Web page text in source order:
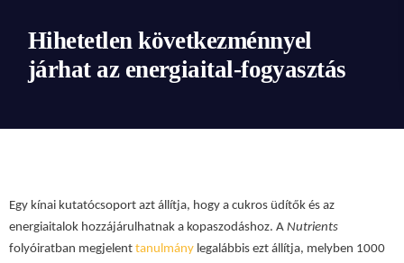
Hihetetlen következménnyel
járhat az energiaital-fogyasztás
Egy kínai kutatócsoport azt állítja, hogy a cukros üdítők és az
energiaitalok hozzájárulhatnak a kopaszodáshoz. A Nutrients
folyóiratban megjelent tanulmány legalábbis ezt állítja, melyben 1000